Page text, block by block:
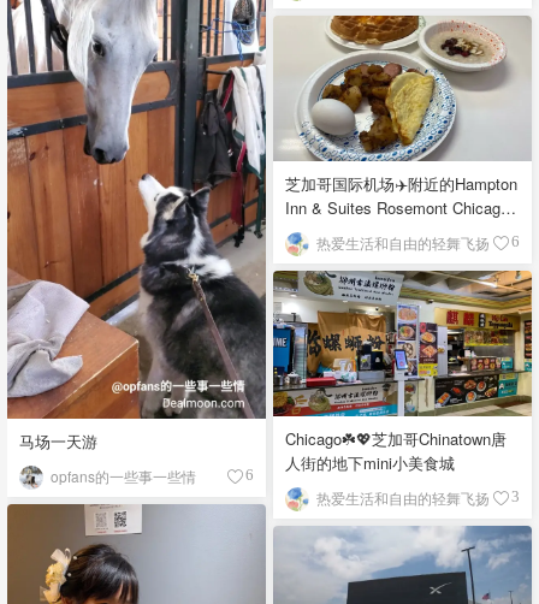
马场一天游
opfans的一些事一些情 6
芝加哥国际机场✈️附近的Hampton
Inn & Suites Rosemont Chicago
O'Hare自助早餐
热爱生活和自由的轻舞飞扬 6
Chicago☘️💖芝加哥Chinatown唐
人街的地下mini小美食城
热爱生活和自由的轻舞飞扬 3